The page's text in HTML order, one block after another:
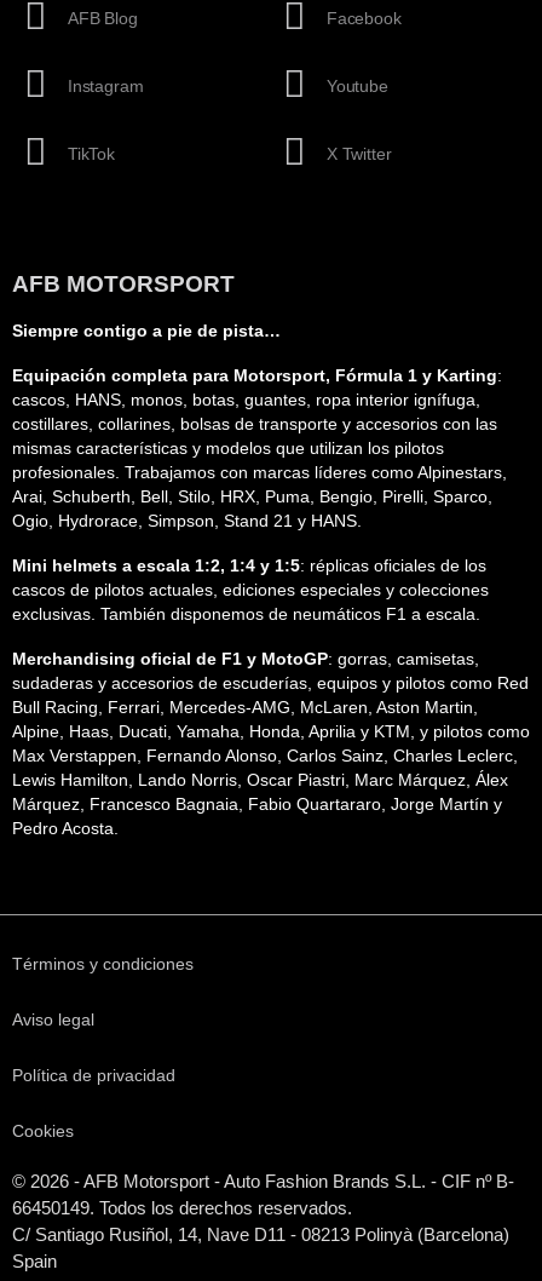
AFB Blog
Instagram
TikTok
Facebook
Youtube
X Twitter
AFB MOTORSPORT
Siempre contigo a pie de pista…
Equipación completa para Motorsport, Fórmula 1 y Karting:
cascos, HANS, monos, botas, guantes, ropa interior ignífuga,
costillares, collarines, bolsas de transporte y accesorios con las
mismas características y modelos que utilizan los pilotos
profesionales. Trabajamos con marcas líderes como Alpinestars,
Arai, Schuberth, Bell, Stilo, HRX, Puma, Bengio, Pirelli, Sparco,
Ogio, Hydrorace, Simpson, Stand 21 y HANS.
Mini helmets a escala 1:2, 1:4 y 1:5: réplicas oficiales de los
cascos de pilotos actuales, ediciones especiales y colecciones
exclusivas. También disponemos de neumáticos F1 a escala.
Merchandising oficial de F1 y MotoGP: gorras, camisetas,
sudaderas y accesorios de escuderías, equipos y pilotos como Red
Bull Racing, Ferrari, Mercedes-AMG, McLaren, Aston Martin,
Alpine, Haas, Ducati, Yamaha, Honda, Aprilia y KTM, y pilotos como
Max Verstappen, Fernando Alonso, Carlos Sainz, Charles Leclerc,
Lewis Hamilton, Lando Norris, Oscar Piastri, Marc Márquez, Álex
Márquez, Francesco Bagnaia, Fabio Quartararo, Jorge Martín y
Pedro Acosta.
Términos y condiciones
Aviso legal
Política de privacidad
Cookies
© 2026 - AFB Motorsport - Auto Fashion Brands S.L. - CIF nº B-
66450149. Todos los derechos reservados.
C/ Santiago Rusiñol, 14, Nave D11 - 08213 Polinyà (Barcelona)
Spain